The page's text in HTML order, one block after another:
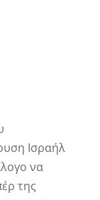
Ισραήλ
να
της